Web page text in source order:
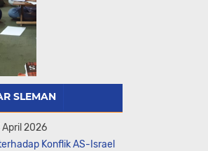
SLEMAN
April 2026
Konflik AS-Israel